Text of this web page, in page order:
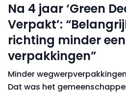
Na 4 jaar ‘Green
Verpakt’:
richting minder
verpakkingen”
Minder
Dat was het